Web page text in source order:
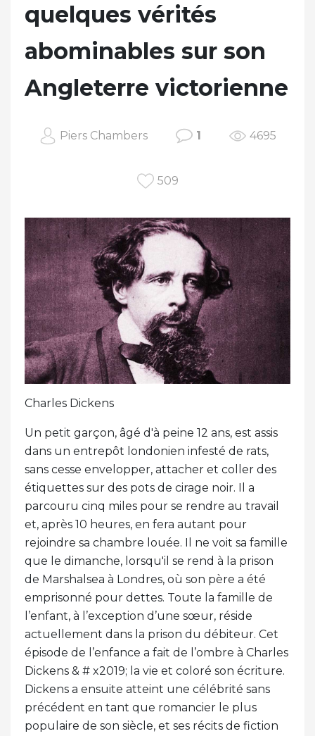
quelques vérités
abominables sur son
Angleterre victorienne
Piers Chambers 1 4695
509
Charles Dickens
Un petit garçon, âgé d'à peine 12 ans, est assis
dans un entrepôt londonien infesté de rats,
sans cesse envelopper, attacher et coller des
étiquettes sur des pots de cirage noir. Il a
parcouru cinq miles pour se rendre au travail
et, après 10 heures, en fera autant pour
rejoindre sa chambre louée. Il ne voit sa famille
que le dimanche, lorsqu'il se rend à la prison
de Marshalsea à Londres, où son père a été
emprisonné pour dettes. Toute la famille de
l’enfant, à l’exception d’une sœur, réside
actuellement dans la prison du débiteur. Cet
épisode de l’enfance a fait de l’ombre à Charles
Dickens & # x2019; la vie et coloré son écriture.
Dickens a ensuite atteint une célébrité sans
précédent en tant que romancier le plus
populaire de son siècle, et ses récits de fiction